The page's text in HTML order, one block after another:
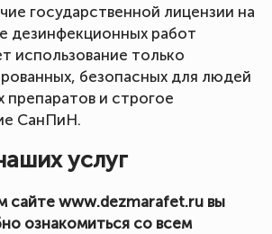
государственной лицензии на
дезинфекционных работ
использование только
безопасных для людей
препаратов и строгое
СанПиН.
услуг
сайте www.dezmarafet.ru вы
ознакомиться со всем